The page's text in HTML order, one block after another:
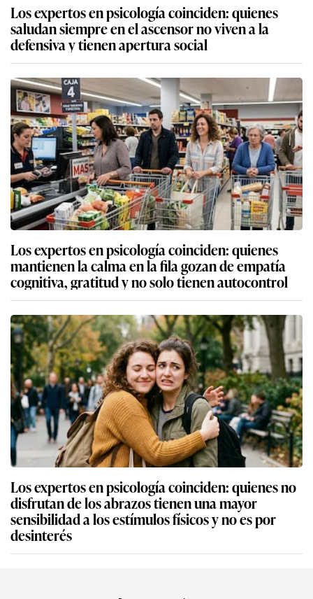
Los expertos en psicología coinciden: quienes
saludan siempre en el ascensor no viven a la
defensiva y tienen apertura social
Los expertos en psicología coinciden: quienes
mantienen la calma en la fila gozan de empatía
cognitiva, gratitud y no solo tienen autocontrol
Los expertos en psicología coinciden: quienes no
disfrutan de los abrazos tienen una mayor
sensibilidad a los estímulos físicos y no es por
desinterés